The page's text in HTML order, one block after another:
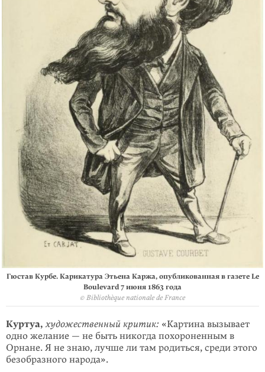
Гюстав Курбе. Карикатура Этьена Каржа, опубликованная в газете Le
Boulevard 7 июня 1863 года
© Bibliothèque nationale de France
Куртуа, художественный критик: «Картина вызывает
одно желание — не быть никогда похороненным в
Орнане. Я не знаю, лучше ли там родиться, среди этого
безобразного народа».